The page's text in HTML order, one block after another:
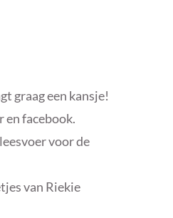
graag een kansje!
en facebook.
voor de
van Riekie